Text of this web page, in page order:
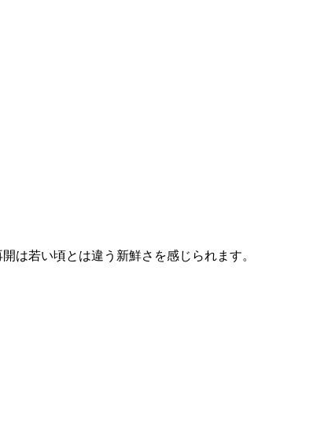
は若い頃とは違う新鮮さを感じられます。